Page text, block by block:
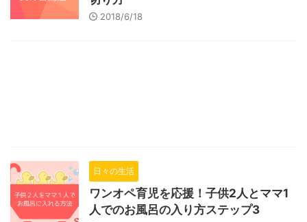
2018/6/18
日々の生活
ワンオペ育児を応援！子供2人とママ1
人でのお風呂の入り方ステップ3